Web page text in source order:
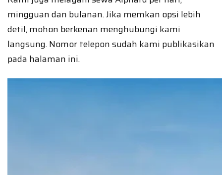
mingguan dan bulanan. Jika memkan opsi lebih
detil, mohon berkenan menghubungi kami
langsung. Nomor telepon sudah kami publikasikan
pada halaman ini.